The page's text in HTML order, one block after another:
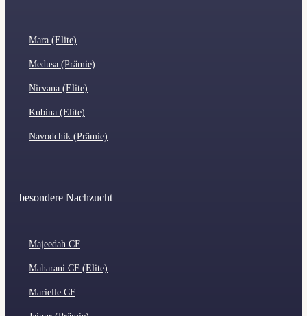
Mara (Elite)
Medusa (Prämie)
Nirvana (Elite)
Kubina (Elite)
Navodchik (Prämie)
besondere Nachzucht
Majeedah CF
Maharani CF (Elite)
Marielle CF